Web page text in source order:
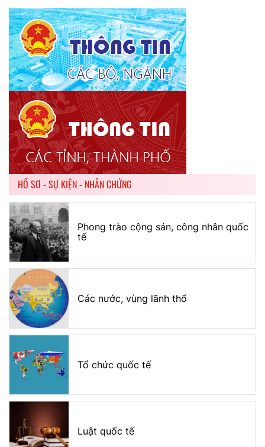
HỒ SƠ - SỰ KIỆN - NHÂN CHỨNG
Phong trào cộng sản, công nhân quốc
tế
Các nước, vùng lãnh thổ
Tổ chức quốc tế
Luật quốc tế